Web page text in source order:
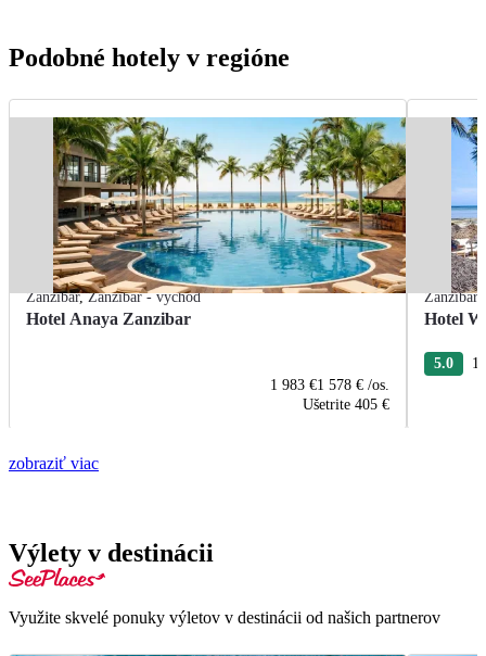
Podobné hotely v regióne
Zanzibar,Zanzibar - východ
Hotel Anaya Zanzibar
1 983 €1 578 € /os.
Ušetrite 405 €
Zanzibar
Hotel
5.0
zobraziť viac
Výlety v destinácii
Využite skvelé ponuky výletov v destinácii od našich partnerov